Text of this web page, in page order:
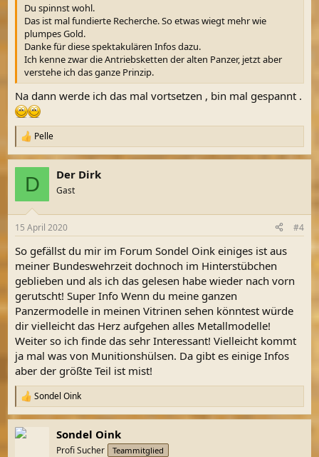
Du spinnst wohl.
Das ist mal fundierte Recherche. So etwas wiegt mehr wie
plumpes Gold.
Danke für diese spektakulären Infos dazu.
Ich kenne zwar die Antriebsketten der alten Panzer, jetzt aber
verstehe ich das ganze Prinzip.
Na dann werde ich das mal vortsetzen , bin mal gespannt .
R
e
a
e
:
Pelle
D Der Dirk
Gast
15 April 2020 #4
So gefällst du mir im Forum Sondel Oink einiges ist aus
meiner Bundeswehrzeit dochnoch im Hinterstübchen
geblieben und als ich das gelesen habe wieder nach vorn
gerutscht! Super Info Wenn du meine ganzen
Panzermodelle in meinen Vitrinen sehen könntest würde
dir vielleicht das Herz aufgehen alles Metallmodelle!
Weiter so ich finde das sehr Interessant! Vielleicht kommt
ja mal was von Munitionshülsen. Da gibt es einige Infos
aber der größte Teil ist mist!
R
e
a
k
Sondel Oink
Sondel Oink
Profi Sucher Teammitglied